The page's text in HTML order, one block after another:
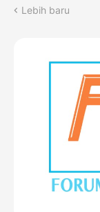
Lebih baru